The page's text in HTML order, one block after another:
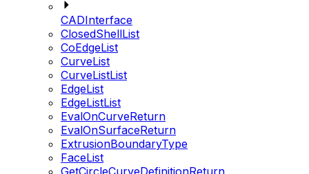
CADInterface
ClosedShellList
CoEdgeList
CurveList
CurveListList
EdgeList
EdgeListList
EvalOnCurveReturn
EvalOnSurfaceReturn
ExtrusionBoundaryType
FaceList
GetCircleCurveDefinitionReturn